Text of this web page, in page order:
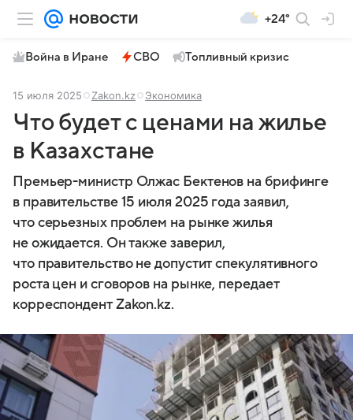
+24°
Война в Иране СВО Топливный кризис
15 июля 2025 Zakon.kz Экономика
Что будет с ценами на жилье
в Казахстане
Премьер-министр Олжас Бектенов на брифинге
в правительстве 15 июля 2025 года заявил,
что серьезных проблем на рынке жилья
не ожидается. Он также заверил,
что правительство не допустит спекулятивного
роста цен и сговоров на рынке, передает
корреспондент Zakon.kz.